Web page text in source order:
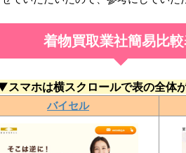
着物買取業社簡易比
スマホは横スクロールで表の全体
バイセル